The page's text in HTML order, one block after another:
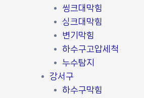
씽크대막힘
싱크대막힘
변기막힘
하수구고압세척
누수탐지
강서구
하수구막힘